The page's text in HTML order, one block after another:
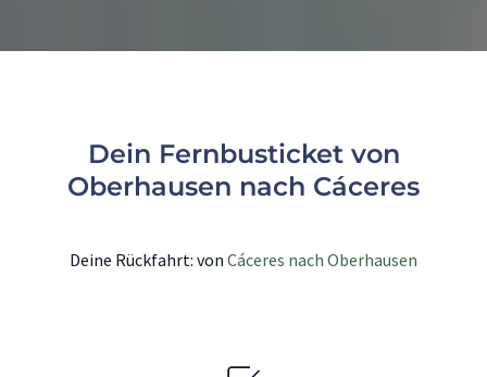
Dein Fernbusticket von
Oberhausen nach Cáceres
Deine Rückfahrt: von Cáceres nach Oberhausen